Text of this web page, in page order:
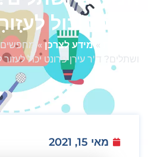
פרונט יכול
מידע לצרכן»מחפשים
ושתלים? ד"ר עירן פרונט יכול לעזור
מאי 15, 2021